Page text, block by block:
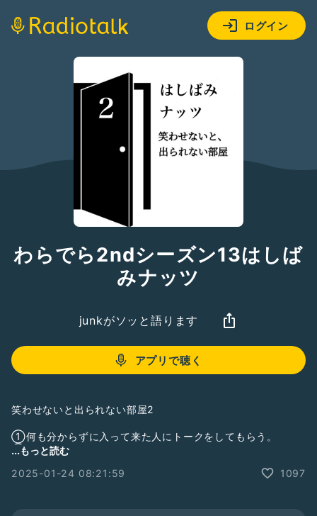
ログイン
わらでら2ndシーズン13はしば
みナッツ
junkがソッと語ります
アプリで聴く
笑わせないと出られない部屋2
①何も分からずに入って来た人にトークをしてもらう。
②junkが笑うまでトークは続く。MAX12分
...もっと読む
2025-01-24 08:21:59
1097